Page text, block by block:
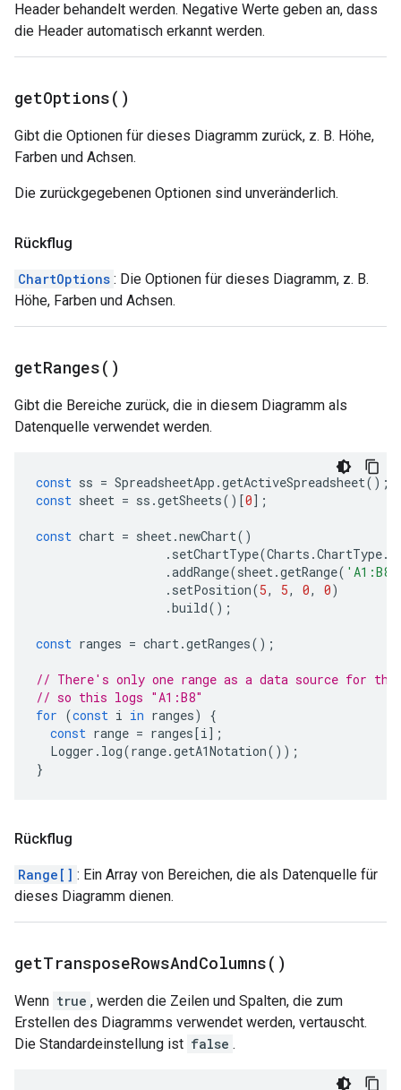
Header behandelt werden. Negative Werte geben an, dass
die Header automatisch erkannt werden.
getOptions( )
Gibt die Optionen für dieses Diagramm zurück, z. B. Höhe,
Farben und Achsen.
Die zurückgegebenen Optionen sind unveränderlich.
Rückflug
ChartOptions : Die Optionen für dieses Diagramm, z. B.
Höhe, Farben und Achsen.
getRanges( )
Gibt die Bereiche zurück, die in diesem Diagramm als
Datenquelle verwendet werden.
const ss = SpreadsheetApp .getActiveSpreadsheet();
const sheet = ss .getSheets()[0];
const chart = sheet.newChart()
. setChartType(Charts .ChartType.
.addRange(sheet.getRange( 'A1:B8'
. setPosition(5, 5, 0, 0)
.build();
const ranges = chart.getRanges();
// There's only one range as a data source for
// so this logs "A1:B8"
for (const i in ranges)
{
const range = ranges[i];
Logger . log(range.getA1Notation());
}
Rückflug
Range[] : Ein Array von Bereichen, die als Datenquelle für
dieses Diagramm dienen.
getTransposeRowsAndColumns( )
Wenn true , werden die Zeilen und Spalten, die zum
Erstellen des Diagramms verwendet werden, vertauscht.
Die Standardeinstellung ist false .